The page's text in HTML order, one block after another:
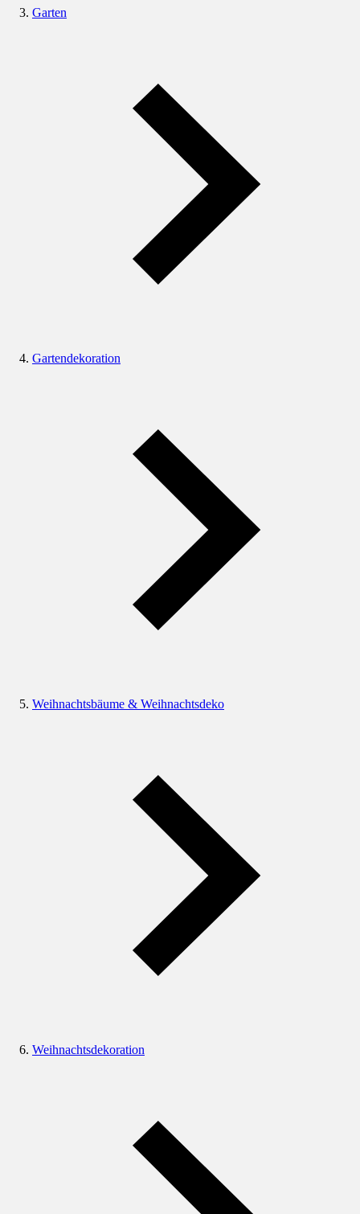
Garten
Gartendekoration
Weihnachtsbäume & Weihnachtsdeko
Weihnachtsdekoration